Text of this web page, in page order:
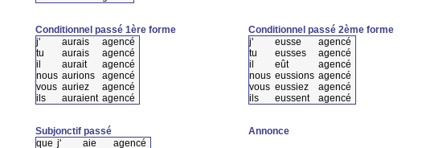
Conditionnel passé 1ère forme
j'
aurais
agencé
tu
aurais
agencé
il
aurait
agencé
nous aurions
agencé
vous auriez
agencé
ils
auraient agencé
Conditionnel passé 2ème forme
j'
eusse
agencé
tu
eusses
agencé
il
eût
agencé
nous eussions agencé
vous eussiez
agencé
ils
eussent agencé
Subjonctif passé
que j' aie agencé
Annonce